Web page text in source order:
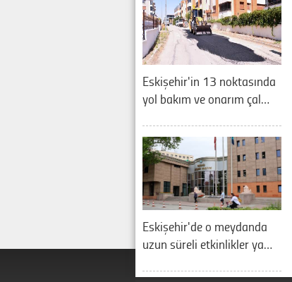
Eskişehir'in 13 noktasında
yol bakım ve onarım çal…
Eskişehir'de o meydanda
uzun süreli etkinlikler ya…